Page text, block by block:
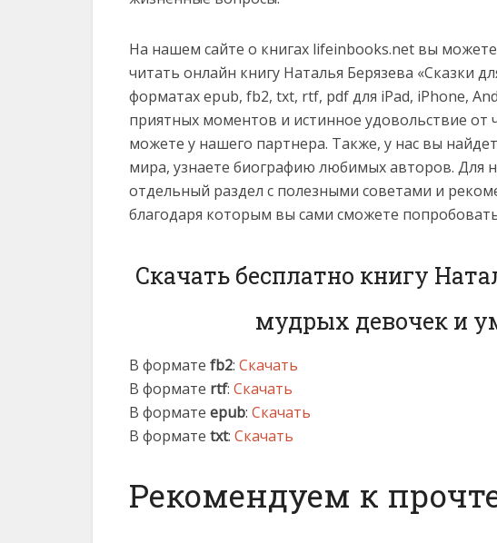
На нашем сайте о книгах lifeinbooks.net вы
читать онлайн книгу Наталья Берязева «Cказки
форматах epub, fb2, txt, rtf, pdf для iPad, iPhone,
приятных моментов и истинное удовольствие
можете у нашего партнера. Также, у нас вы
мира, узнаете биографию любимых авторов. Для
отдельный раздел с полезными советами и
благодаря которым вы сами сможете
Скачать бесплатно книгу
мудрых девочек и
В формате fb2: Скачать
В формате rtf: Скачать
В формате epub: Скачать
В формате txt: Скачать
Рекомендуем к